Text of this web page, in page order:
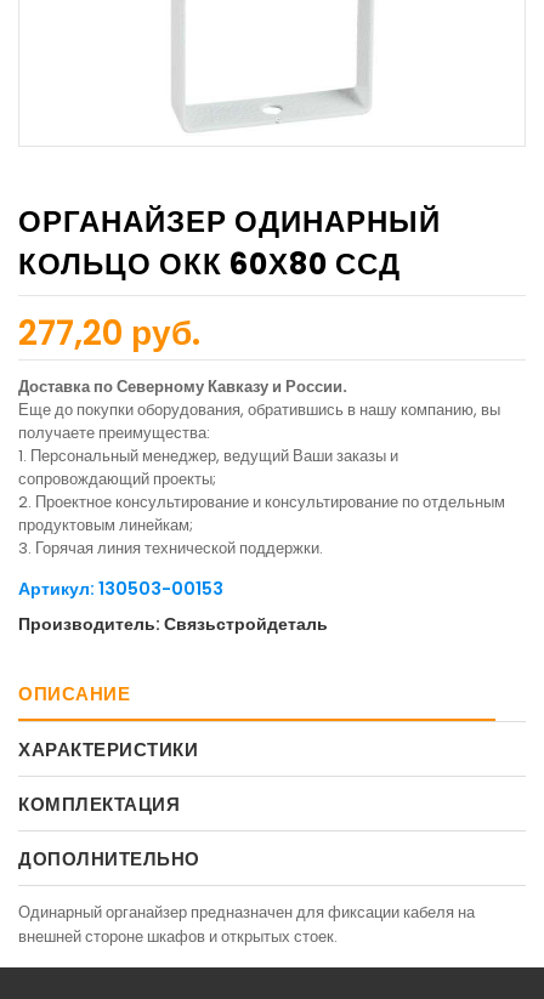
ОРГАНАЙЗЕР ОДИНАРНЫЙ
КОЛЬЦО ОКК 60Х80 ССД
277,20 руб.
Доставка по Северному Кавказу и России.
Еще до покупки оборудования, обратившись в нашу компанию, вы
получаете преимущества:
1. Персональный менеджер, ведущий Ваши заказы и
сопровождающий проекты;
2. Проектное консультирование и консультирование по отдельным
продуктовым линейкам;
3. Горячая линия технической поддержки.
Артикул: 130503-00153
Производитель: Связьстройдеталь
ОПИСАНИЕ
ХАРАКТЕРИСТИКИ
КОМПЛЕКТАЦИЯ
ДОПОЛНИТЕЛЬНО
Одинарный органайзер предназначен для фиксации кабеля на
внешней стороне шкафов и открытых стоек.